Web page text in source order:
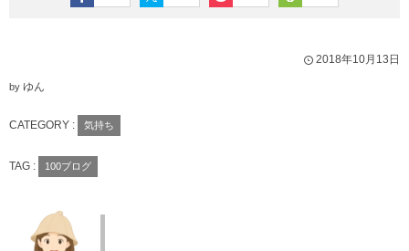
2018年10月13日
by ゆん
CATEGORY : 気持ち
TAG : 100ブログ